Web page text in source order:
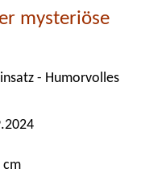
mysteriöse
- Humorvolles
cm